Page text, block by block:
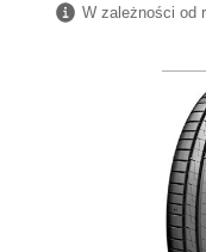
W zależności od